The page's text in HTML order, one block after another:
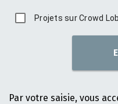
Projets sur Crowd
Par votre saisie, vous